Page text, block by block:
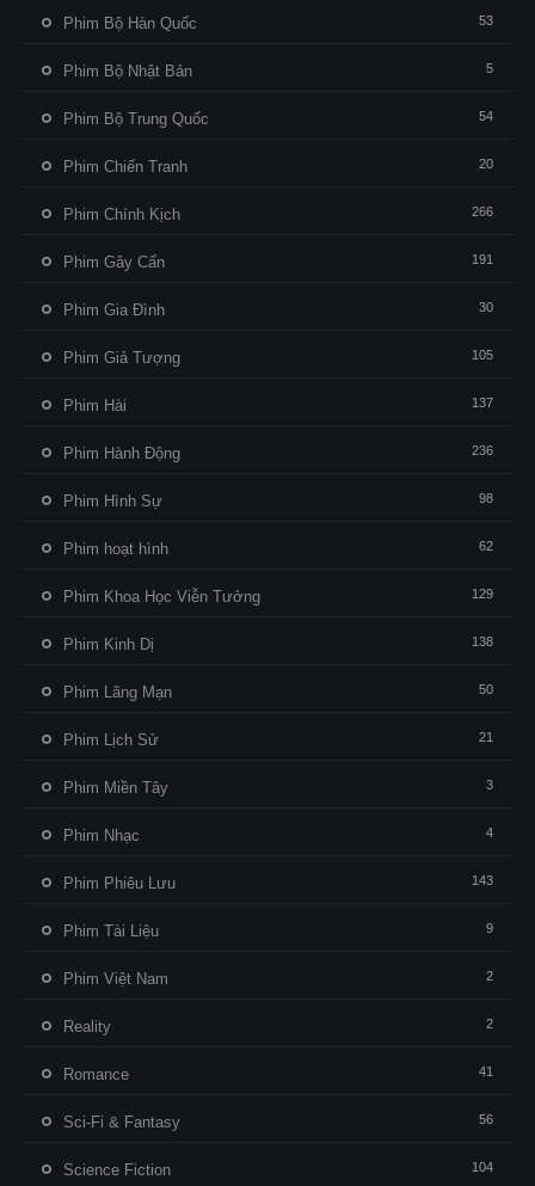
Phim Bộ Hàn Quốc 53
Phim Bộ Nhật Bản 5
Phim Bộ Trung Quốc 54
Phim Chiến Tranh 20
Phim Chính Kịch 266
Phim Gây Cấn 191
Phim Gia Đình 30
Phim Giả Tượng 105
Phim Hài 137
Phim Hành Động 236
Phim Hình Sự 98
Phim hoạt hình 62
Phim Khoa Học Viễn Tưởng 129
Phim Kinh Dị 138
Phim Lãng Mạn 50
Phim Lịch Sử 21
Phim Miền Tây 3
Phim Nhạc 4
Phim Phiêu Lưu 143
Phim Tài Liệu 9
Phim Việt Nam 2
Reality 2
Romance 41
Sci-Fi & Fantasy 56
Science Fiction 104